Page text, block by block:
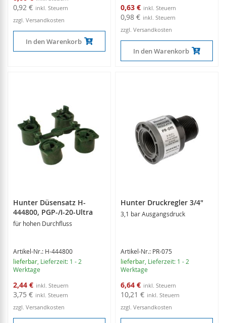
0,92 €
zzgl. Versandkosten
In den Warenkorb
Sonderangebot
0,63 €
0,98 €
zzgl. Versandkosten
In den Warenkorb
Hunter Düsensatz H-
444800, PGP-/I-20-Ultra
für hohen Durchfluss
Artikel-Nr.: H-444800
lieferbar , Lieferzeit: 1 - 2
Werktage
Sonderangebot
2,44 €
3,75 €
zzgl. Versandkosten
Hunter Druckregler 3/4"
3,1 bar Ausgangsdruck
Artikel-Nr.: PR-075
lieferbar , Lieferzeit: 1 - 2
Werktage
Sonderangebot
6,64 €
10,21 €
zzgl. Versandkosten